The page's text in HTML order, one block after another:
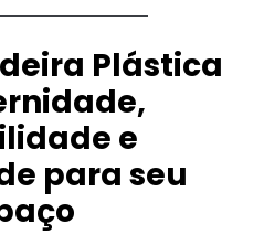
Plástica
e
para seu